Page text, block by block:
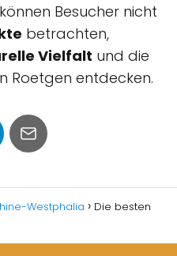
können Besucher nicht
betrachten,
Vielfalt und die
Roetgen entdecken.
Westphalia
Die besten